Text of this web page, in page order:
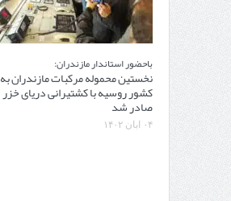
باحضور استاندار مازندران:
نخستین محموله مرکبات مازندران به
کشور روسیه با کشتیرانی دریای خزر
صادر شد
۰۴ آبان ۱۴۰۲